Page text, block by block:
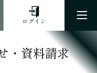
ログイン
・資料請求